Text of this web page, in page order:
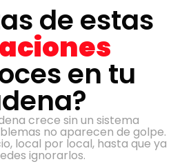
de estas
en tu
crece sin un sistema
no aparecen de golpe.
local por local, hasta que ya
ignorarlos.